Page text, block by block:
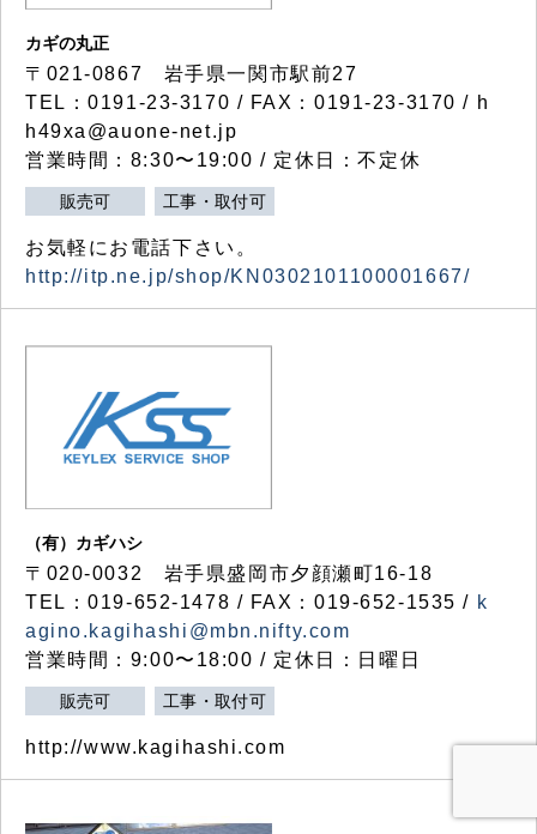
カギの丸正
〒021-0867 岩手県一関市駅前27
TEL：0191-23-3170 / FAX：0191-23-3170 / h
h49xa@auone-net.jp
営業時間：8:30〜19:00 / 定休日：不定休
販売可 工事・取付可
お気軽にお電話下さい。
http://itp.ne.jp/shop/KN0302101100001667/
（有）カギハシ
〒020-0032 岩手県盛岡市夕顔瀬町16-18
TEL：019-652-1478 / FAX：019-652-1535 / k
agino.kagihashi@mbn.nifty.com
営業時間：9:00〜18:00 / 定休日：日曜日
販売可 工事・取付可
http://www.kagihashi.com